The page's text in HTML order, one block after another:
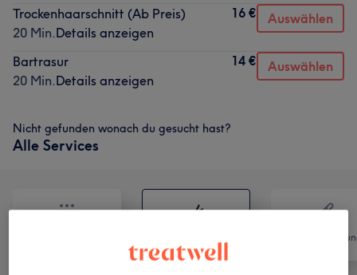
Trockenhaarschnitt (Ab Preis)
20 Min.Details anzeigen
16 € Auswählen
Bartrasur
20 Min.Details anzeigen
14 € Auswählen
Nicht gefunden wonach du gesucht hast?
Alle Services